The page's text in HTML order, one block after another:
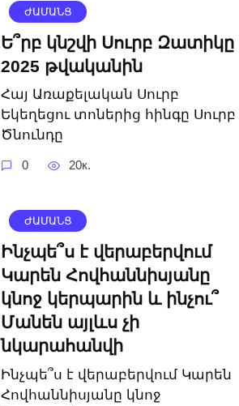
ԺԱՄԱՆՑ
Ե՞րբ կնշվի Սուրբ Զատիկը
2025 թվականին
Հայ Առաքելական Սուրբ
Եկեղեցու տոներից հինգը Սուրբ
Ծնունդը
0 20к.
ԺԱՄԱՆՑ
Ինչպե՞ս է վերաբերվում
Կարեն Հովհաննիսյանը
կնոջ կերպարին և ինչու՞
Մանեն այլևս չի
նկարահանվի
Ինչպե՞ս է վերաբերվում Կարեն
Հովհաննիսյանը կնոջ